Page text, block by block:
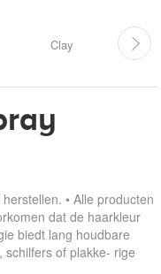
Clay
• Alle producten
dat de haarkleur
biedt lang houdbare
of plakke- rige